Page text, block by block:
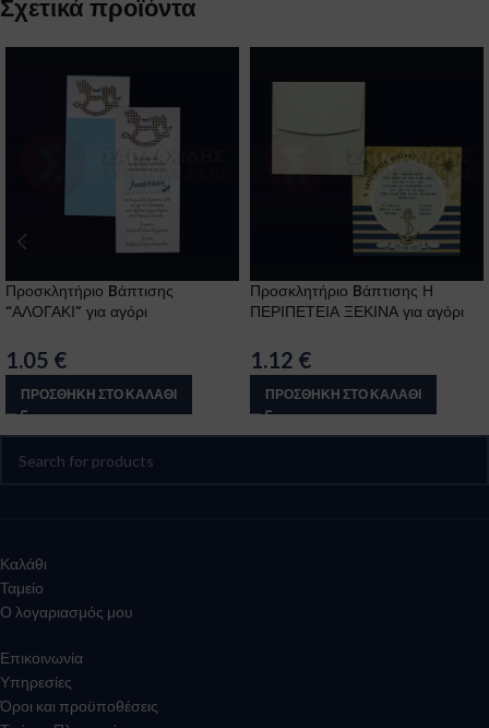
Σχετικά προϊόντα
Προσκλητήριο Bάπτισης
“ΑΛΟΓΑΚΙ” για αγόρι
1.05 €
ΠΡΟΣΘΉΚΗ ΣΤΟ ΚΑΛΆΘΙ
Προσκλητήριο Bάπτισης Η
ΠΕΡΙΠΕΤΕΙΑ ΞΕΚΙΝΑ για αγόρι
1.12 €
ΠΡΟΣΘΉΚΗ ΣΤΟ ΚΑΛΆΘΙ
Καλάθι
Ταμείο
Ο λογαριασμός μου
Επικοινωνία
Υπηρεσίες
Όροι και προϋποθέσεις